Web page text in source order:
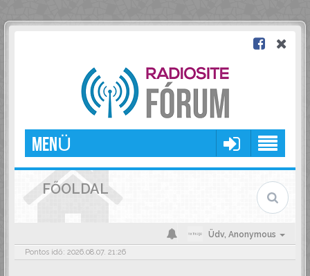
MENÜ
FŐOLDAL
Üdv, Anonymous
Pontos idő: 2026.08.07. 21:26